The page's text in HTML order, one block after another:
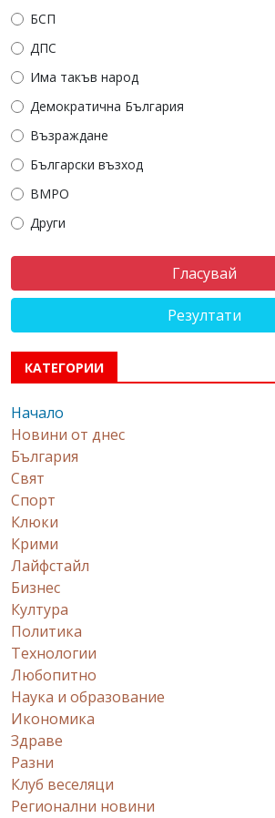
БСП
ДПС
Има такъв народ
Демократична България
Възраждане
Български възход
ВМРО
Други
Резултати
КАТЕГОРИИ
Начало
Новини от днес
България
Свят
Спорт
Клюки
Крими
Лайфстайл
Бизнес
Култура
Политика
Технологии
Любопитно
Наука и образование
Икономика
Здраве
Разни
Клуб веселяци
Регионални новини